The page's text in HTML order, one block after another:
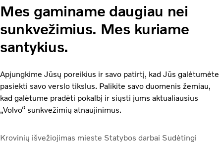
Mes gaminame daugiau nei
sunkvežimius. Mes kuriame
santykius.
Apjungkime Jūsų poreikius ir savo patirtį, kad Jūs galėtumėte
pasiekti savo verslo tikslus. Palikite savo duomenis žemiau,
kad galėtume pradėti pokalbį ir siųsti jums aktualiausius
„Volvo“ sunkvežimių atnaujinimus.
Krovinių išvežiojimas mieste Statybos darbai Sudėtingi